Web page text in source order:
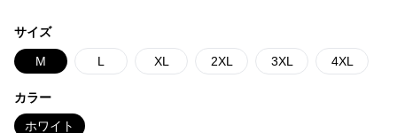
サイズ
M L XL 2XL 3XL 4XL
カラー
ホワイト